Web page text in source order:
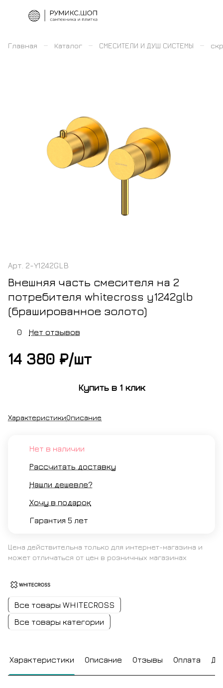
Главная – Каталог – СМЕСИТЕЛИ И ДУШ СИСТЕМЫ –
Арт. 2-Y1242GLB
Внешняя часть смесителя на 2
потребителя whitecross y1242glb
(брашированное золото)
0 Нет отзывов
14 380 ₽/шт
Купить в 1 клик
ХарактеристикиОписание
Нет в наличии
Рассчитать доставку
Нашли дешевле?
Хочу в подарок
Гарантия 5 лет
Цена действительна только для интернет-магазина и
может отличаться от цен в розничных магазинах
Все товары WHITECROSS
Все товары категории
Характеристики Описание Отзывы Оплата